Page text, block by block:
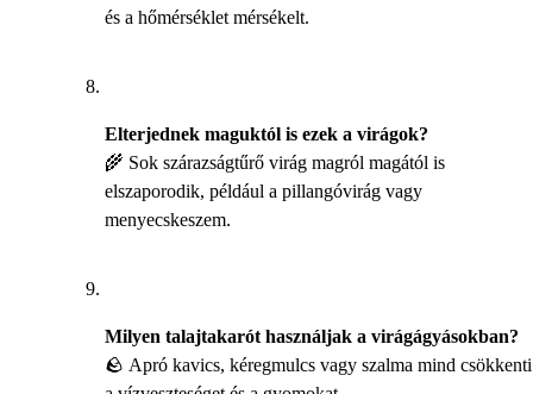
és a hőmérséklet mérsékelt.
Elterjednek maguktól is ezek a virágok?
🌾 Sok szárazságtűrő virág magról magától is
elszaporodik, például a pillangóvirág vagy
menyecskeszem.
Milyen talajtakarót használjak a virágágyásokban?
🪨 Apró kavics, kéregmulcs vagy szalma mind csökkenti